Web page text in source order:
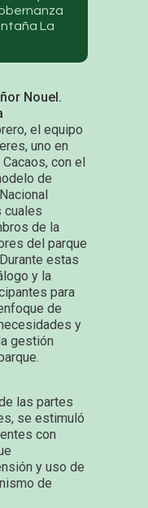
La
Nouel.
el equipo
uno en
con el
de
cuales
de la
del parque
estas
y la
para
de
y
gestión
las partes
se estimuló
con
y uso de
de